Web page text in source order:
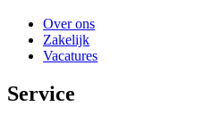
Over ons
Zakelijk
Vacatures
Service